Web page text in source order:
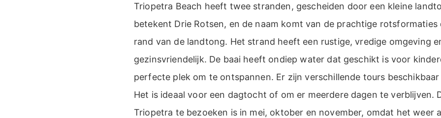
Triopetra Beach heeft twee stranden, gescheiden door een kleine
betekent Drie Rotsen, en de naam komt van de prachtige rotsformaties
rand van de landtong. Het strand heeft een rustige, vredige omgeving
gezinsvriendelijk. De baai heeft ondiep water dat geschikt is voor
perfecte plek om te ontspannen. Er zijn verschillende tours
Het is ideaal voor een dagtocht of om er meerdere dagen te verblijven.
Triopetra te bezoeken is in mei, oktober en november, omdat het weer